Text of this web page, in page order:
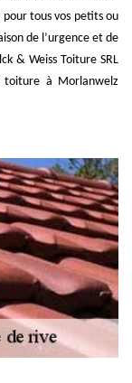
pour tous vos petits ou
de l’urgence et de
& Weiss Toiture SRL
toiture à Morlanwelz